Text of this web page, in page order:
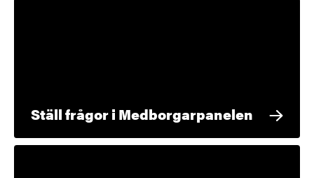
Ställ frågor i Medborgarpanelen